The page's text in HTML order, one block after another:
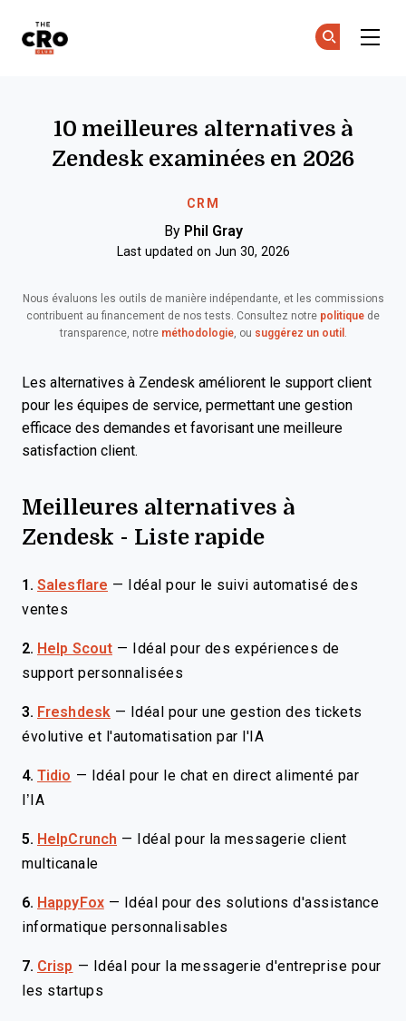
CRM
10 meilleures alternatives à
Zendesk examinées en 2026
By Phil Gray
Last updated on Jun 30, 2026
Nous évaluons les outils de manière indépendante, et les commissions
contribuent au financement de nos tests. Consultez notre politique de
transparence, notre méthodologie, ou suggérez un outil .
Les alternatives à Zendesk améliorent le support client
pour les équipes de service, permettant une gestion
efficace des demandes et favorisant une meilleure
satisfaction client.
Meilleures alternatives à
Zendesk - Liste rapide
1. Salesflare —
Idéal pour le suivi automatisé des
ventes
2. Help Scout —
Idéal pour des expériences de
support personnalisées
3. Freshdesk —
Idéal pour une gestion des tickets
évolutive et l'automatisation par l'IA
4. Tidio —
Idéal pour le chat en direct alimenté par
l’IA
5. HelpCrunch —
Idéal pour la messagerie client
multicanale
6. HappyFox —
Idéal pour des solutions d'assistance
informatique personnalisables
7. Crisp —
Idéal pour la messagerie d'entreprise pour
les startups